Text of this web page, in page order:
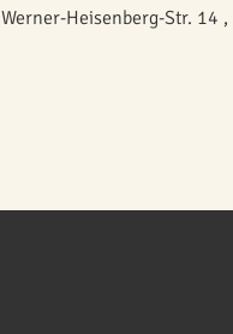
Werner-Heisenberg-Str. 14